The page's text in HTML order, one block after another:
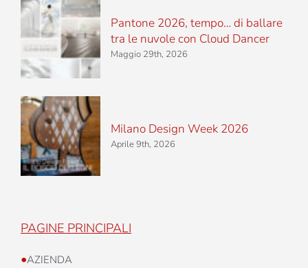
Pantone 2026, tempo… di ballare
tra le nuvole con Cloud Dancer
Maggio 29th, 2026
Milano Design Week 2026
Aprile 9th, 2026
PAGINE PRINCIPALI
•AZIENDA